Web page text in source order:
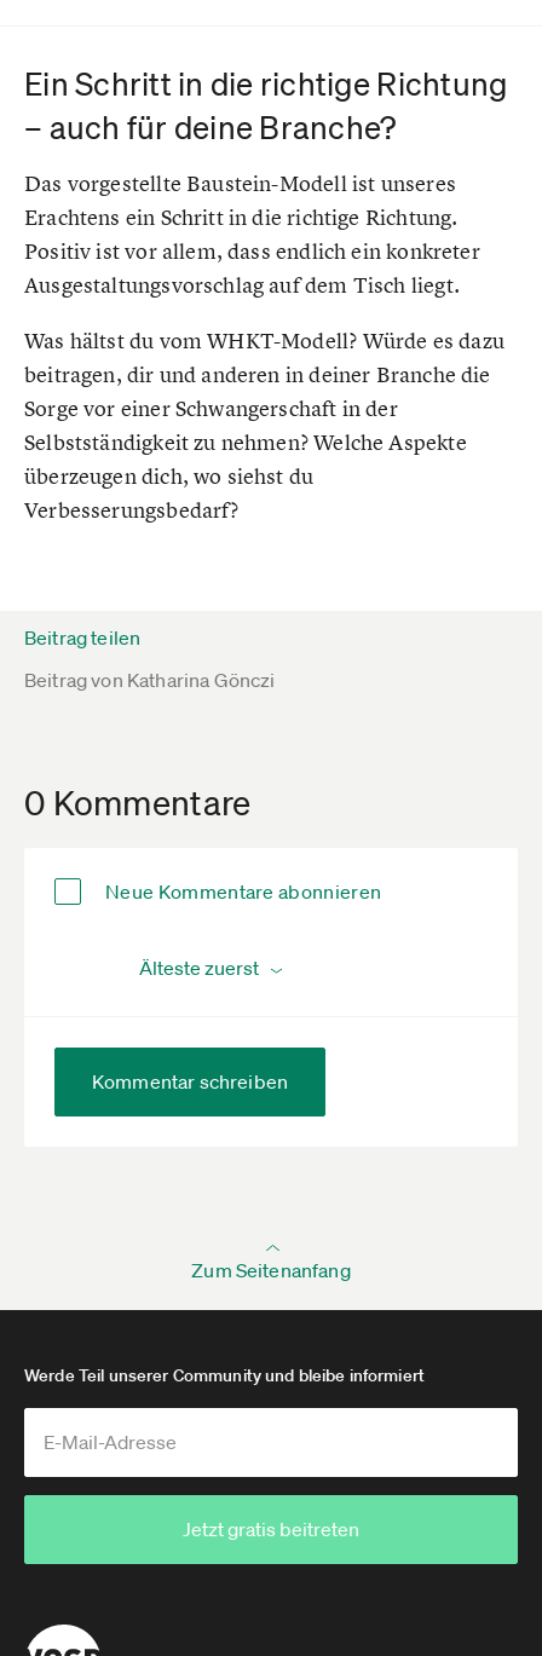
Ein Schritt in die richtige Richtung
– auch für deine Branche?
Das vorgestellte Baustein-Modell ist unseres
Erachtens ein Schritt in die richtige Richtung.
Positiv ist vor allem, dass endlich ein konkreter
Ausgestaltungsvorschlag auf dem Tisch liegt.
Was hältst du vom WHKT-Modell? Würde es dazu
beitragen, dir und anderen in deiner Branche die
Sorge vor einer Schwangerschaft in der
Selbstständigkeit zu nehmen? Welche Aspekte
überzeugen dich, wo siehst du
Verbesserungsbedarf?
Beitrag teilen
Beitrag von Katharina Gönczi
0 Kommentare
Neue Kommentare abonnieren
Kommentar schreiben
Zum Seitenanfang
Werde Teil unserer Community und bleibe informiert
Jetzt gratis beitreten